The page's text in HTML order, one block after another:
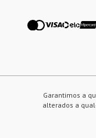
Garantimos a
alterados a